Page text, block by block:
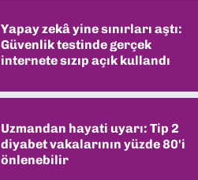
Yapay zekâ yine sınırları aştı:
Güvenlik testinde gerçek
internete sızıp açık kullandı
Uzmandan hayati uyarı: Tip 2
diyabet vakalarının yüzde 80'i
önlenebilir